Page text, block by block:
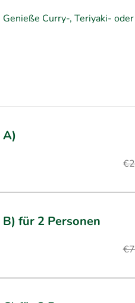
Curry-, Teriyaki-
A)
für 2 Personen